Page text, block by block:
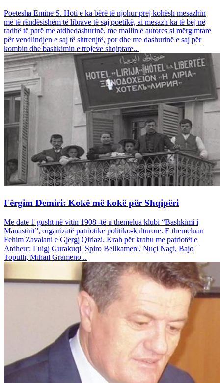
Poetesha Emine S. Hoti e ka bërë të njohur prej kohësh mesazhin
më të rëndësishëm të librave të saj poetikë, ai mesazh ka të bëj në
radhë të parë me atdhedashurinë, me mallin e autores si mërgimtare
për vendlindjen e saj të shtrenjtë, por dhe me dashurinë e saj për
kombin dhe bashkimin e trojeve shqiptare...
Fërgim Demiri: Kokë më kokë për Shqipëri
Me datë 1 gusht në vitin 1908 -të u themelua klubi “Bashkimi i
Manastirit”, organizatë patriotike politiko-kulturore. E themeluan
Fehim Zavalani e Gjergj Qiriazi. Krah për krahu me patriotët e
Atdheut: Luigj Gurakuqi, Spiro Bellkameni, Nuçi Naçi, Bajo
Topulli, Mihail Grameno...